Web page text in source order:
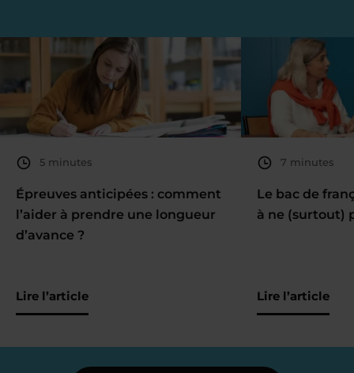
5 minutes
Épreuves anticipées : comment
l’aider à prendre une longueur
d’avance ?
Lire l’article
7 minutes
Le bac de
à ne (surtout)
Lire l’article